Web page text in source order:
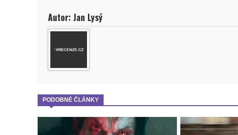
Autor: Jan Lysý
PODOBNÉ ČLÁNKY